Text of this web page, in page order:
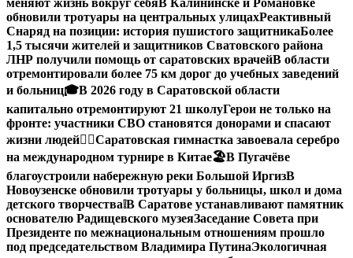
меняют жизнь вокруг себя В Калининске и Романовке
обновили тротуары на центральных улицахРеактивный
Снаряд на позиции: история пушистого защитникаБолее
1,5 тысячи жителей и защитников Сватовского района
ЛНР получили помощь от саратовских врачейВ области
отремонтировали более 75 км дорог до учебных заведений
и больниц🎓В 2026 году в Саратовской области
капитально отремонтируют 21 школуГерои не только на
фронте: участники СВО становятся донорами и спасают
жизни людей🤸‍♀️Саратовская гимнастка завоевала серебро
на международном турнире в Китае🏖В Пугачёве
благоустроили набережную реки Большой ИргизВ
Новоузенске обновили тротуары у больницы, школ и дома
детского творчества❕В Саратове устанавливают памятник
основателю Радищевского музеяЗаседание Совета при
Президенте по межнациональным отношениям прошло
под председательством Владимира ПутинаЭкологичная